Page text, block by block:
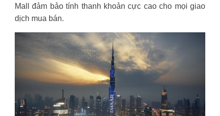
Mall đảm bảo tính thanh khoản cực cao cho mọi giao
dịch mua bán.